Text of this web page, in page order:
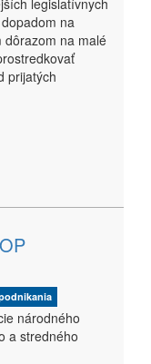
legislatívnych
na
dôrazom na malé
prijatých
národného
a stredného